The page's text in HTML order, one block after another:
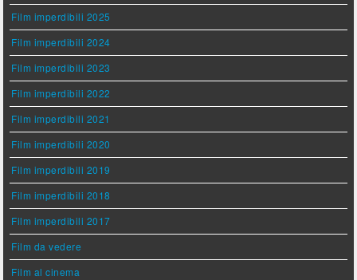
Film imperdibili 2025
Film imperdibili 2024
Film imperdibili 2023
Film imperdibili 2022
Film imperdibili 2021
Film imperdibili 2020
Film imperdibili 2019
Film imperdibili 2018
Film imperdibili 2017
Film da vedere
Film al cinema